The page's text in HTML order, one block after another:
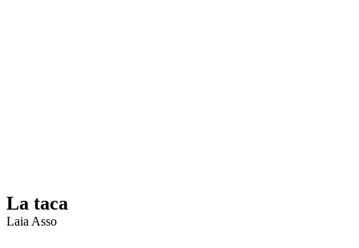
La taca
Laia Asso